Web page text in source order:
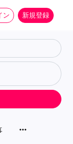
ン 新規登録
more_horiz